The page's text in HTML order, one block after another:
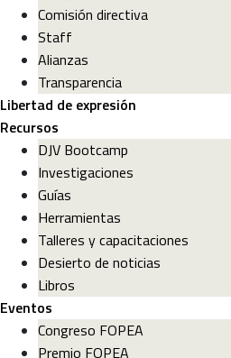
Comisión directiva
Staff
Alianzas
Transparencia
Libertad de expresión
Recursos
DJV Bootcamp
Investigaciones
Guías
Herramientas
Talleres y capacitaciones
Desierto de noticias
Libros
Eventos
Congreso FOPEA
Premio FOPEA